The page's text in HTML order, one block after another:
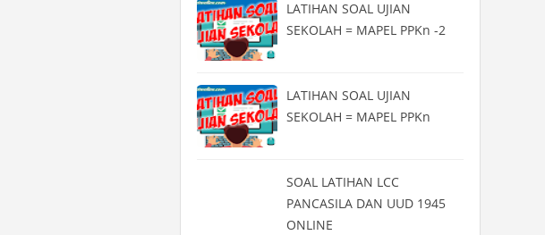
LATIHAN SOAL UJIAN
SEKOLAH = MAPEL PPKn -2
LATIHAN SOAL UJIAN
SEKOLAH = MAPEL PPKn
SOAL LATIHAN LCC
PANCASILA DAN UUD 1945
ONLINE